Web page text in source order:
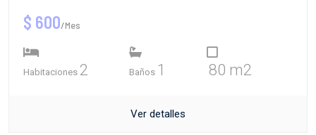
$ 600/Mes
Habitaciones 2 Baños 1 80 m2
Ver detalles